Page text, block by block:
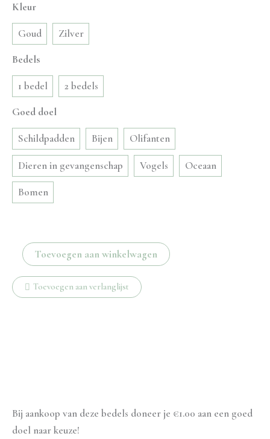
Kleur
Goud Zilver
Bedels
1 bedel 2 bedels
Goed doel
Schildpadden Bijen Olifanten
Dieren in gevangenschap Vogels Oceaan
Bomen
Greek
islands
bedel
aantal
Toevoegen aan winkelwagen
Toevoegen aan verlanglijst
Bij aankoop van deze bedels doneer je €1.00 aan een goed
doel naar keuze!